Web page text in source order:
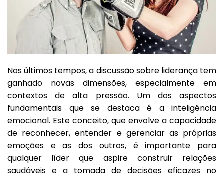
Nos últimos tempos, a discussão sobre liderança tem
ganhado novas dimensões, especialmente em
contextos de alta pressão. Um dos aspectos
fundamentais que se destaca é a inteligência
emocional. Este conceito, que envolve a capacidade
de reconhecer, entender e gerenciar as próprias
emoções e as dos outros, é importante para
qualquer líder que aspire construir relações
saudáveis e a tomada de decisões eficazes no